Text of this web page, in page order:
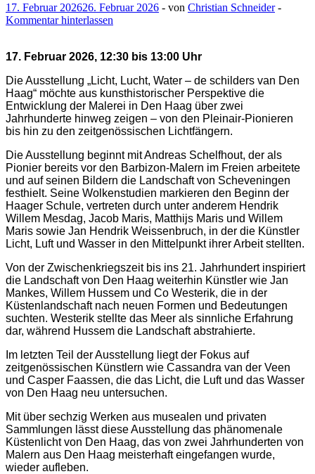
17. Februar 202626. Februar 2026 - von Christian Schneider-
Kommentar hinterlassen
17. Februar 2026, 12:30 bis 13:00 Uhr
Die Ausstellung „Licht, Lucht, Water – de schilders van Den
Haag“ möchte aus kunsthistorischer Perspektive die
Entwicklung der Malerei in Den Haag über zwei
Jahrhunderte hinweg zeigen – von den Pleinair-Pionieren
bis hin zu den zeitgenössischen Lichtfängern.
Die Ausstellung beginnt mit Andreas Schelfhout, der als
Pionier bereits vor den Barbizon-Malern im Freien arbeitete
und auf seinen Bildern die Landschaft von Scheveningen
festhielt. Seine Wolkenstudien markieren den Beginn der
Haager Schule, vertreten durch unter anderem Hendrik
Willem Mesdag, Jacob Maris, Matthijs Maris und Willem
Maris sowie Jan Hendrik Weissenbruch, in der die Künstler
Licht, Luft und Wasser in den Mittelpunkt ihrer Arbeit stellten.
Von der Zwischenkriegszeit bis ins 21. Jahrhundert inspiriert
die Landschaft von Den Haag weiterhin Künstler wie Jan
Mankes, Willem Hussem und Co Westerik, die in der
Küstenlandschaft nach neuen Formen und Bedeutungen
suchten. Westerik stellte das Meer als sinnliche Erfahrung
dar, während Hussem die Landschaft abstrahierte.
Im letzten Teil der Ausstellung liegt der Fokus auf
zeitgenössischen Künstlern wie Cassandra van der Veen
und Casper Faassen, die das Licht, die Luft und das Wasser
von Den Haag neu untersuchen.
Mit über sechzig Werken aus musealen und privaten
Sammlungen lässt diese Ausstellung das phänomenale
Küstenlicht von Den Haag, das von zwei Jahrhunderten von
Malern aus Den Haag meisterhaft eingefangen wurde,
wieder aufleben.